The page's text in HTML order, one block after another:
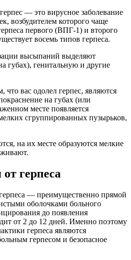
— это вирусное заболевание
возбудителем которого чаще
первого (ВПГ-1) и второго
восемь типов герпеса.
высыпаний выделяют
губах), генитальную и другие
вас одолел герпес, являются
на губах (или
месте появляется
сгруппированных пузырьков,
на их месте образуются мелкие
герпеса
— преимущественно прямой
оболочками больного
до появления
от 2 до 12 дней. Именно поэтому
герпеса являются
герпесом и безопасное